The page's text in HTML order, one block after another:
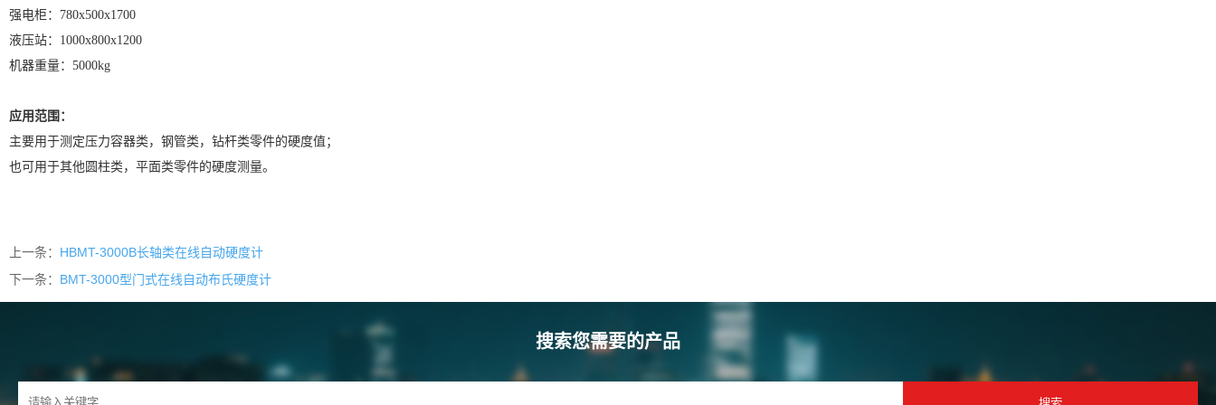
强电柜：780x500x1700
液压站：1000x800x1200
机器重量：5000kg
应用范围：
主要用于测定压力容器类，钢管类，钻杆类零件的硬度值；
也可用于其他圆柱类，平面类零件的硬度测量。
上一条： HBMT-3000B长轴类在线自动硬度计
下一条： BMT-3000型门式在线自动布氏硬度计
搜索您需要的产品